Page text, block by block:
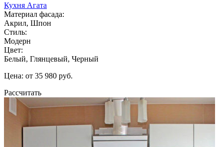
Кухня Агата
Материал фасада:
Акрил, Шпон
Стиль:
Модерн
Цвет:
Белый, Глянцевый, Черный
Цена: от 35 980 руб.
Рассчитать